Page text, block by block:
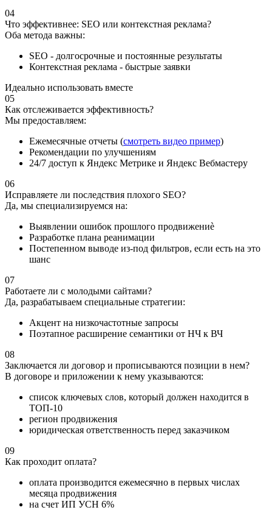
04
Что эффективнее: SEO или контекстная реклама?
Оба метода важны:
SEO - долгосрочные и постоянные результаты
Контекстная реклама - быстрые заявки
Идеально использовать вместе
05
Как отслеживается эффективность?
Мы предоставляем:
Ежемесячные отчеты (смотреть видео пример)
Рекомендации по улучшениям
24/7 доступ к Яндекс Метрике и Яндекс Вебмастеру
06
Исправляете ли последствия плохого SEO?
Да, мы специализируемся на:
Выявлении ошибок прошлого продвижениè
Разработке плана реанимации
Постепенном выводе из-под фильтров, если есть на это
шанс
07
Работаете ли с молодыми сайтами?
Да, разрабатываем специальные стратегии:
Акцент на низкочастотные запросы
Поэтапное расширение семантики от НЧ к ВЧ
08
Заключается ли договор и прописываются позиции в нем?
В договоре и приложении к нему указываются:
список ключевых слов, который должен находится в
ТОП-10
регион продвижения
юридическая ответственность перед заказчиком
09
Как проходит оплата?
оплата производится ежемесячно в первых числах
месяца продвижения
на счет ИП УСН 6%